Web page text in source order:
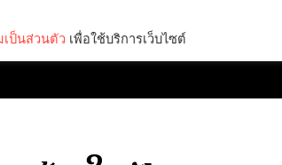
ป็นส่วนตัว เพื่อใช้บริการเว็บไซต์